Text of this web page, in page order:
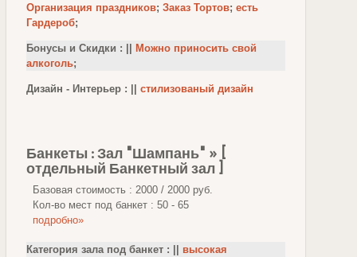
Организация праздников; Заказ Тортов; есть
Гардероб;
Бонусы и Скидки : ||
Можно приносить свой
алкоголь;
Дизайн - Интерьер : || стилизованый дизайн
Банкеты : Зал "Шампань" » [
отдельный Банкетный зал ]
Базовая стоимость : 2000 / 2000 руб.
Кол-во мест под банкет : 50 - 65
подробно»
Категория зала под банкет : || высокая